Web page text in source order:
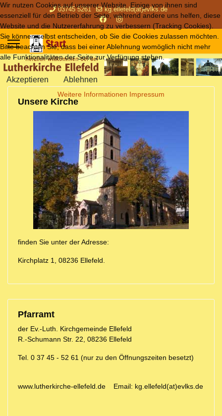
03745 5261 kg.ellefeld(at)evlks.de
Unsere Kirche
finden Sie unter der Adresse:
Kirchplatz 1, 08236 Ellefeld.
Pfarramt
der Ev.-Luth. Kirchgemeinde Ellefeld
R.-Schumann Str. 22, 08236 Ellefeld
Tel. 0 37 45 - 52 61 (nur zu den Öffnungszeiten besetzt)
www.lutherkirche-ellefeld.de Email: kg.ellefeld(at)evlks.de
Wir nutzen Cookies auf unserer Website. Einige von ihnen sind
essenziell für den Betrieb der Seite, während andere uns helfen, diese
Website und die Nutzererfahrung zu verbessern (Tracking Cookies).
Sie können selbst entscheiden, ob Sie die Cookies zulassen möchten.
Bitte beachten Sie, dass bei einer Ablehnung womöglich nicht mehr
alle Funktionalitäten der Seite zur Verfügung stehen.
Akzeptieren Ablehnen
Weitere Informationen Impressum